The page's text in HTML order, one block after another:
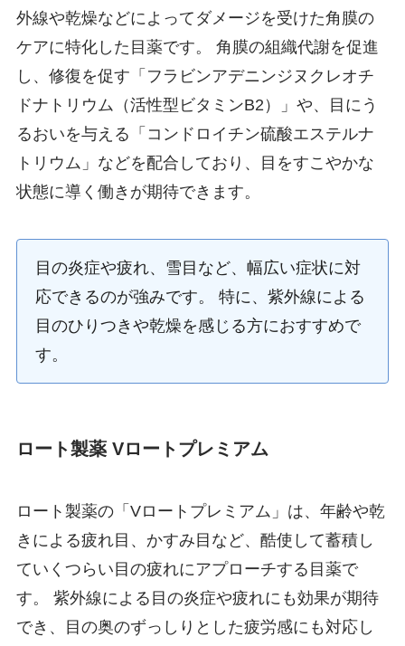
外線や乾燥などによってダメージを受けた角膜の
ケアに特化した目薬です。 角膜の組織代謝を促進
し、修復を促す「フラビンアデニンジヌクレオチ
ドナトリウム（活性型ビタミンB2）」や、目にう
るおいを与える「コンドロイチン硫酸エステルナ
トリウム」などを配合しており、目をすこやかな
状態に導く働きが期待できます。
目の炎症や疲れ、雪目など、幅広い症状に対
応できるのが強みです。 特に、紫外線による
目のひりつきや乾燥を感じる方におすすめで
す。
ロート製薬 Vロートプレミアム
ロート製薬の「Vロートプレミアム」は、年齢や乾
きによる疲れ目、かすみ目など、酷使して蓄積し
ていくつらい目の疲れにアプローチする目薬で
す。 紫外線による目の炎症や疲れにも効果が期待
でき、目の奥のずっしりとした疲労感にも対応し